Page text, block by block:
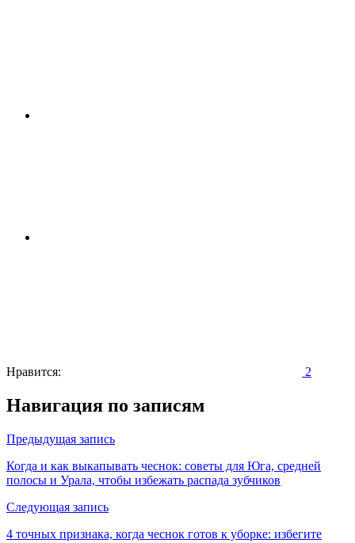
Нравится: 2
Навигация по записям
Предыдущая запись
Когда и как выкапывать чеснок: советы для Юга, средней
полосы и Урала, чтобы избежать распада зубчиков
Следующая запись
4 точных признака, когда чеснок готов к уборке: избегите